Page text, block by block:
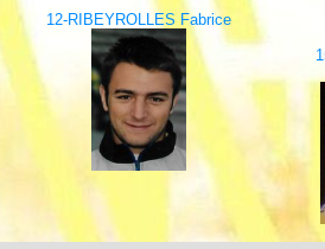
12-RIBEYROLLES Fabrice